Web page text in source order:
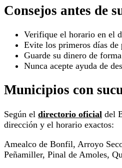
Consejos antes de
Verifique el horario en el
Evite los primeros días de
Guarde su dinero de
Nunca acepte ayuda de
Municipios con
Según el directorio oficial del
dirección y el horario exactos:
Amealco de Bonfil, Arroyo
Peñamiller, Pinal de Amoles,